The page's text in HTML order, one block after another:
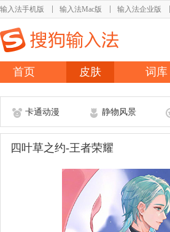
输入法手机版 输入法Mac版 输入法企业版
首页 皮肤 词库
卡通动漫 静物风景
四叶草之约-王者荣耀